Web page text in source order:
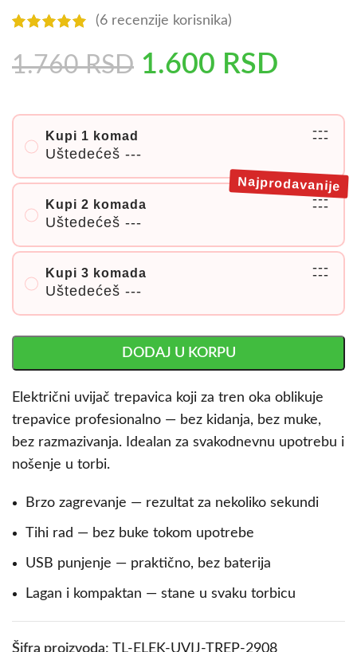
(6 recenzije korisnika)
1.760RSD 1.600 RSD
Kupi 1 komad
Uštedećeš ---
---
---
Kupi 2 komada
Uštedećeš ---
---
---
Najprodavanije
Kupi 3 komada
Uštedećeš ---
---
---
DODAJ U KORPU
Električni uvijač trepavica koji za tren oka oblikuje
trepavice profesionalno — bez kidanja, bez muke,
bez razmazivanja. Idealan za svakodnevnu upotrebu i
nošenje u torbi.
Brzo zagrevanje — rezultat za nekoliko sekundi
Tihi rad — bez buke tokom upotrebe
USB punjenje — praktično, bez baterija
Lagan i kompaktan — stane u svaku torbicu